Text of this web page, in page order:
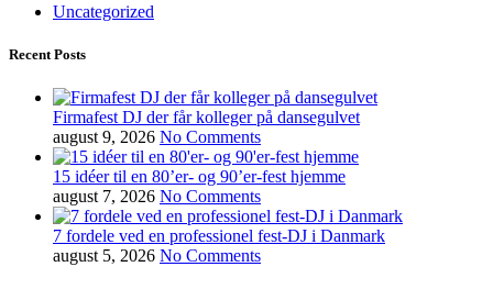
Uncategorized
Recent Posts
Firmafest DJ der får kolleger på dansegulvet
august 9, 2026 No Comments
15 idéer til en 80’er- og 90’er-fest hjemme
august 7, 2026 No Comments
7 fordele ved en professionel fest-DJ i Danmark
august 5, 2026 No Comments